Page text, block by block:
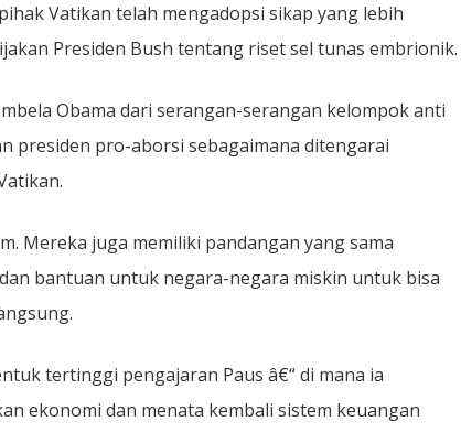
Vatikan telah mengadopsi sikap yang lebih
Presiden Bush tentang riset sel tunas embrionik.
Obama dari serangan-serangan kelompok anti
presiden pro-aborsi sebagaimana ditengarai
Mereka juga memiliki pandangan yang sama
bantuan untuk negara-negara miskin untuk bisa
tertinggi pengajaran Paus â€“ di mana ia
ekonomi dan menata kembali sistem keuangan